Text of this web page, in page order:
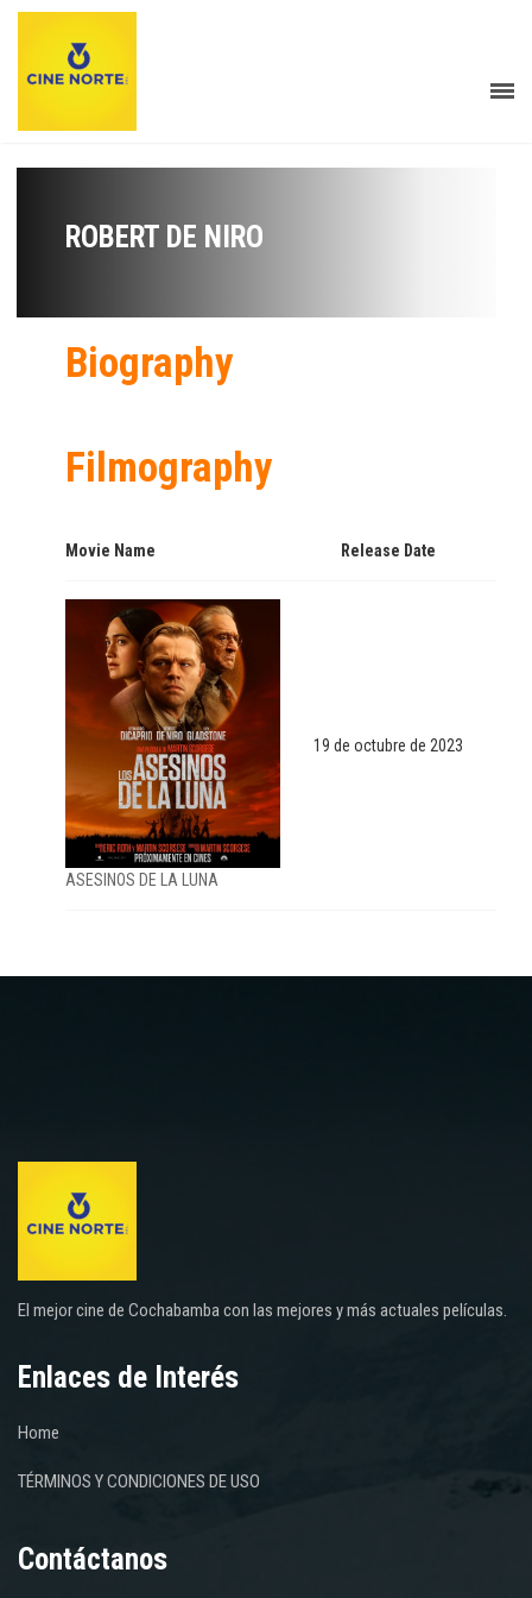
ROBERT DE NIRO
Biography
Filmography
Movie Name Release Date
ASESINOS DE LA LUNA
19 de octubre de 2023
El mejor cine de Cochabamba con las mejores y más actuales películas.
Enlaces de Interés
Home
TÉRMINOS Y CONDICIONES DE USO
Contáctanos